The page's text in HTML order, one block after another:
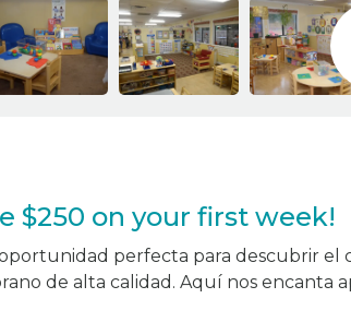
$250 on your first week!
oportunidad perfecta para descubrir el
de alta calidad. Aquí nos encanta